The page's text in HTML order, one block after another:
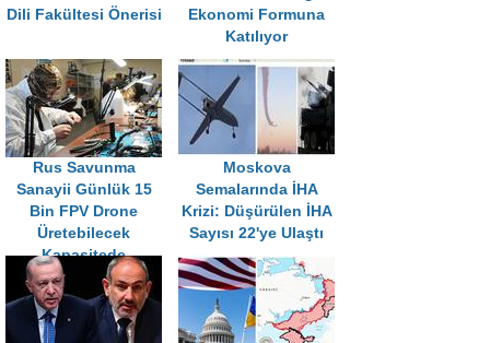
Dili Fakültesi Önerisi
Ekonomi Formuna
Katılıyor
Rus Savunma
Sanayii Günlük 15
Bin FPV Drone
Üretebilecek
Kapasitede
Moskova
Semalarında İHA
Krizi: Düşürülen İHA
Sayısı 22'ye Ulaştı